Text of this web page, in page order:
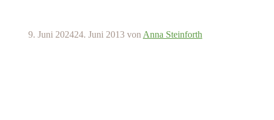
9. Juni 202424. Juni 2013 von Anna Steinforth